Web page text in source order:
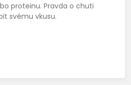
proteinu. Pravda o chuti
svému vkusu.